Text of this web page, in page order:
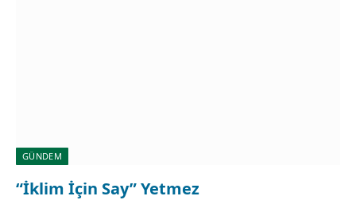
GÜNDEM
“İklim İçin Say” Yetmez